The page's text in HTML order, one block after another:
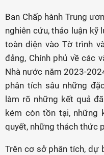
Ban Chấp hành Trung
nghiên cứu, thảo luận kỹ
toàn diện vào Tờ trình
đảng, Chính phủ về các
Nhà nước năm 2023-
phân tích sâu những
làm rõ những kết quả
kém còn tồn tại, những
quyết, những thách thức
Trên cơ sở phân tích, dự